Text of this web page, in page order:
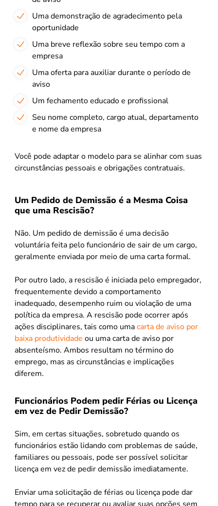
Uma demonstração de agradecimento pela
oportunidade
Uma breve reflexão sobre seu tempo com a
empresa
Uma oferta para auxiliar durante o período de
aviso
Um fechamento educado e profissional
Seu nome completo, cargo atual, departamento
e nome da empresa
Você pode adaptar o modelo para se alinhar com suas
circunstâncias pessoais e obrigações contratuais.
Um Pedido de Demissão é a Mesma Coisa
que uma Rescisão?
Não. Um pedido de demissão é uma decisão
voluntária feita pelo funcionário de sair de um cargo,
geralmente enviada por meio de uma carta formal.
Por outro lado, a rescisão é iniciada pelo empregador,
frequentemente devido a comportamento
inadequado, desempenho ruim ou violação de uma
política da empresa. A rescisão pode ocorrer após
ações disciplinares, tais como umacarta de aviso por
baixa produtividade ou uma carta de aviso por
absenteísmo. Ambos resultam no término do
emprego, mas as circunstâncias e implicações
diferem.
Funcionários Podem pedir Férias ou Licença
em vez de Pedir Demissão?
Sim, em certas situações, sobretudo quando os
funcionários estão lidando com problemas de saúde,
familiares ou pessoais, pode ser possível solicitar
licença em vez de pedir demissão imediatamente.
Enviar uma solicitação de férias ou licença pode dar
tempo para se recuperar ou avaliar suas opções sem